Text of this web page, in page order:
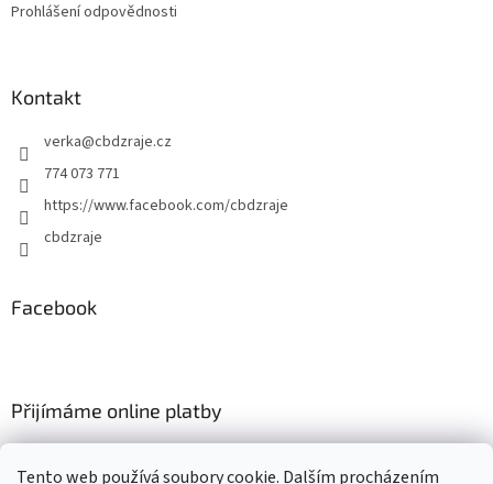
Tento web používá soubory cookie. Dalším procházením
Prohlášení odpovědnosti
Kontakt
verka@cbdzraje.cz
774 073 771
https://www.facebook.com/cbdzraje
cbdzraje
Facebook
Přijímáme online platby